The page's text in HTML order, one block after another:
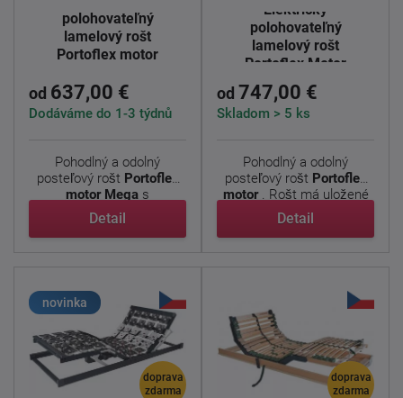
polohovateľný
lamelový rošt
Portoflex motor
od 637,00 €
Dodáváme do 1-3 týdnů
Pohodlný a odolný
posteľový rošt Portoflex
motor Mega s
nadštandardnou ...
Detail
Elektricky
polohovateľný
lamelový rošt
Portoflex Motor
od 747,00 €
Skladom > 5 ks
Pohodlný a odolný
posteľový rošt Portoflex
motor. Rošt má uložené
...
Detail
novinka
doprava
zdarma
doprava
zdarma